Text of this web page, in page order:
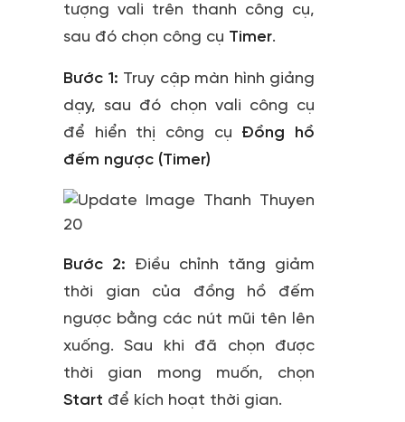
tượng vali trên thanh công cụ,
sau đó chọn công cụ Timer.
Bước 1: Truy cập màn hình giảng
dạy, sau đó chọn vali công cụ
để hiển thị công cụ Đồng hồ
đếm ngược (Timer)
Bước 2: Điều chỉnh tăng giảm
thời gian của đồng hồ đếm
ngược bằng các nút mũi tên lên
xuống. Sau khi đã chọn được
thời gian mong muốn, chọn
Start để kích hoạt thời gian.